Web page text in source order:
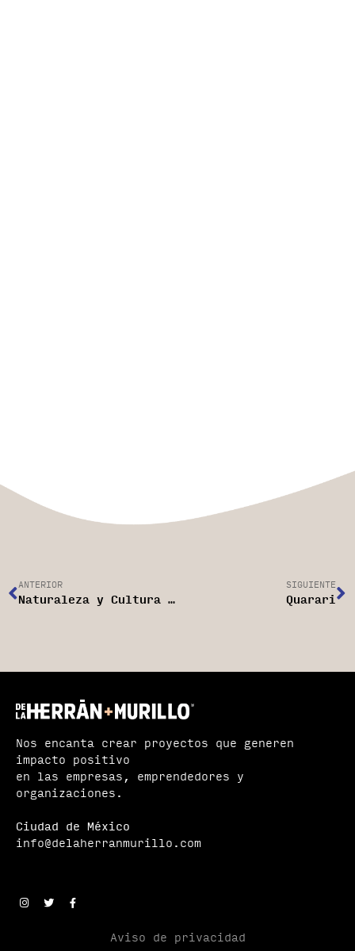
ANTERIOR
Naturaleza y Cultura Internacional
SIGUIENTE
Quarari
Nos encanta crear proyectos que generen
impacto positivo
en las empresas, emprendedores y
organizaciones.
Ciudad de México
info@delaherranmurillo.com
Aviso de privacidad